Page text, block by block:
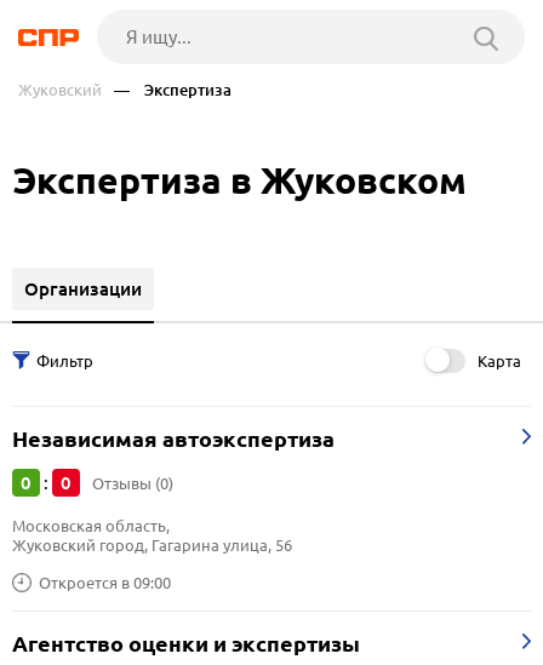
Жуковский — Экспертиза
Экспертиза в Жуковском
Организации
Карта
Независимая автоэкспертиза
0 : 0 Отзывы (0)
Откроется в 09:00
Московская область,
Жуковский город, Гагарина улица, 56
Агентство оценки и экспертизы